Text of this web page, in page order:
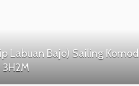
Labuan Bajo) Sailing
3H2M